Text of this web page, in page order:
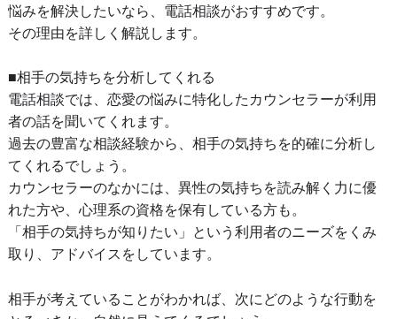
悩みを解決したいなら、電話相談がおすすめです。
その理由を詳しく解説します。
■相手の気持ちを分析してくれる
電話相談では、恋愛の悩みに特化したカウンセラーが利用
者の話を聞いてくれます。
過去の豊富な相談経験から、相手の気持ちを的確に分析し
てくれるでしょう。
カウンセラーのなかには、異性の気持ちを読み解く力に優
れた方や、心理系の資格を保有している方も。
「相手の気持ちが知りたい」という利用者のニーズをくみ
取り、アドバイスをしています。
相手が考えていることがわかれば、次にどのような行動を